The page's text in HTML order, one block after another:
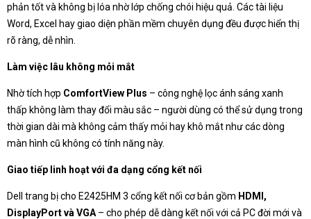
phản tốt và không bị lóa nhờ lớp chống chói hiệu quả. Các tài liệu
Word, Excel hay giao diện phần mềm chuyên dụng đều được hiển thị
rõ ràng, dễ nhìn.
Làm việc lâu không mỏi mắt
Nhờ tích hợp ComfortView Plus – công nghệ lọc ánh sáng xanh
thấp không làm thay đổi màu sắc – người dùng có thể sử dụng trong
thời gian dài mà không cảm thấy mỏi hay khô mắt như các dòng
màn hình cũ không có tính năng này.
Giao tiếp linh hoạt với đa dạng cổng kết nối
Dell trang bị cho E2425HM 3 cổng kết nối cơ bản gồm HDMI,
DisplayPort và VGA – cho phép dễ dàng kết nối với cả PC đời mới và